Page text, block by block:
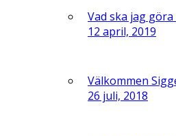
Vad ska jag
12 april, 2019
Välkommen
26 juli, 2018